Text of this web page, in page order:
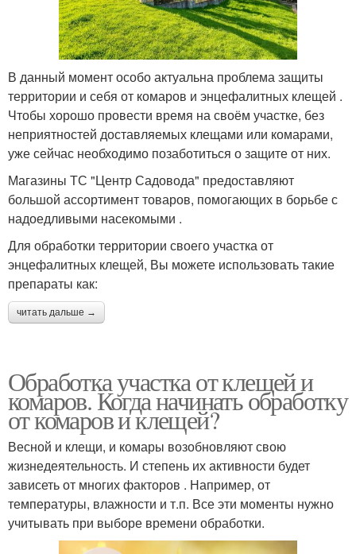
В данный момент особо актуальна проблема защиты
территории и себя от комаров и энцефалитных клещей .
Чтобы хорошо провести время на своём участке, без
неприятностей доставляемых клещами или комарами,
уже сейчас необходимо позаботиться о защите от них.
Магазины ТС "Центр Садовода" предоставляют
большой ассортимент товаров, помогающих в борьбе с
надоедливыми насекомыми .
Для обработки территории своего участка от
энцефалитных клещей, Вы можете использовать такие
препараты как:
читать дальше →
Обработка участка от клещей и
комаров. Когда начинать обработку
от комаров и клещей?
Весной и клещи, и комары возобновляют свою
жизнедеятельность. И степень их активности будет
зависеть от многих факторов . Например, от
температуры, влажности и т.п. Все эти моменты нужно
учитывать при выборе времени обработки.